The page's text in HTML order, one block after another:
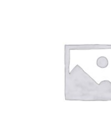
Sobre nosotros